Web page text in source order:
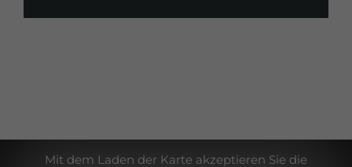
Mit dem Laden der Karte akzeptieren Sie die